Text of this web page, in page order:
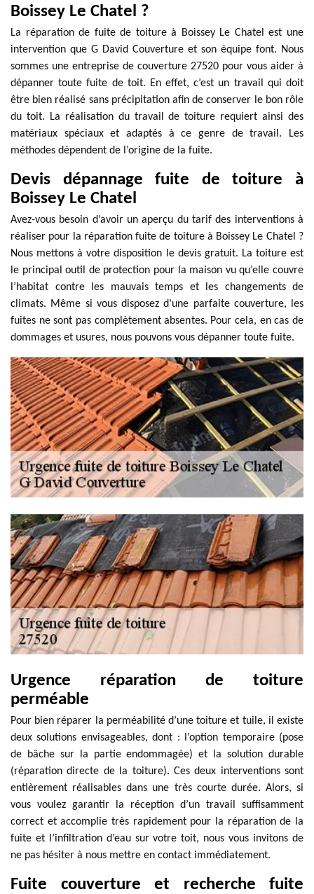
Boissey Le Chatel ?
La réparation de fuite de toiture à Boissey Le Chatel est une
intervention que G David Couverture et son équipe font. Nous
sommes une entreprise de couverture 27520 pour vous aider à
dépanner toute fuite de toit. En effet, c’est un travail qui doit
être bien réalisé sans précipitation afin de conserver le bon rôle
du toit. La réalisation du travail de toiture requiert ainsi des
matériaux spéciaux et adaptés à ce genre de travail. Les
méthodes dépendent de l’origine de la fuite.
Devis dépannage fuite de toiture à
Boissey Le Chatel
Avez-vous besoin d’avoir un aperçu du tarif des interventions à
réaliser pour la réparation fuite de toiture à Boissey Le Chatel ?
Nous mettons à votre disposition le devis gratuit. La toiture est
le principal outil de protection pour la maison vu qu’elle couvre
l’habitat contre les mauvais temps et les changements de
climats. Même si vous disposez d’une parfaite couverture, les
fuites ne sont pas complètement absentes. Pour cela, en cas de
dommages et usures, nous pouvons vous dépanner toute fuite.
Urgence réparation de toiture
perméable
Pour bien réparer la perméabilité d’une toiture et tuile, il existe
deux solutions envisageables, dont : l’option temporaire (pose
de bâche sur la partie endommagée) et la solution durable
(réparation directe de la toiture). Ces deux interventions sont
entièrement réalisables dans une très courte durée. Alors, si
vous voulez garantir la réception d’un travail suffisamment
correct et accomplie très rapidement pour la réparation de la
fuite et l’infiltration d’eau sur votre toit, nous vous invitons de
ne pas hésiter à nous mettre en contact immédiatement.
Fuite couverture et recherche fuite